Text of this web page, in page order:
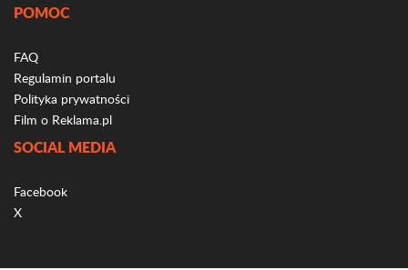
POMOC
FAQ
Regulamin portalu
Polityka prywatności
Film o Reklama.pl
SOCIAL MEDIA
Facebook
X